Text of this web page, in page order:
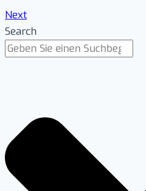
Next
Search